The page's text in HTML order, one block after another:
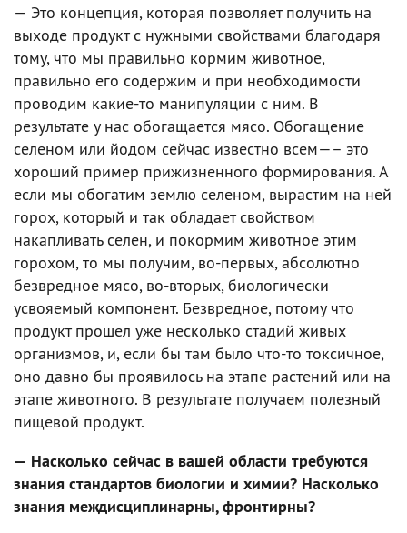
— Это концепция, которая позволяет получить на
выходе продукт с нужными свойствами благодаря
тому, что мы правильно кормим животное,
правильно его содержим и при необходимости
проводим какие-то манипуляции с ним. В
результате у нас обогащается мясо. Обогащение
селеном или йодом сейчас известно всем—– это
хороший пример прижизненного формирования. А
если мы обогатим землю селеном, вырастим на ней
горох, который и так обладает свойством
накапливать селен, и покормим животное этим
горохом, то мы получим, во-первых, абсолютно
безвредное мясо, во-вторых, биологически
усвояемый компонент. Безвредное, потому что
продукт прошел уже несколько стадий живых
организмов, и, если бы там было что-то токсичное,
оно давно бы проявилось на этапе растений или на
этапе животного. В результате получаем полезный
пищевой продукт.
— Насколько сейчас в вашей области требуются
знания стандартов биологии и химии? Насколько
знания междисциплинарны, фронтирны?